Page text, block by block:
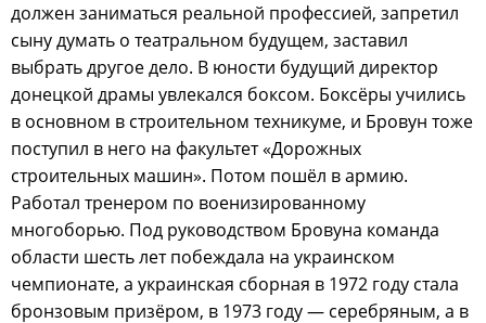
должен заниматься реальной профессией, запретил
сыну думать о театральном будущем, заставил
выбрать другое дело. В юности будущий директор
донецкой драмы увлекался боксом. Боксёры учились
в основном в строительном техникуме, и Бровун тоже
поступил в него на факультет «Дорожных
строительных машин». Потом пошёл в армию.
Работал тренером по военизированному
многоборью. Под руководством Бровуна команда
области шесть лет побеждала на украинском
чемпионате, а украинская сборная в 1972 году стала
бронзовым призёром, в 1973 году — серебряным, а в